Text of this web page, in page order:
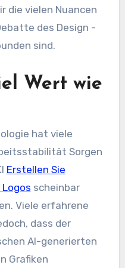
die vielen Nuancen
des Design -
sind.
Wert wie
hat viele
Sorgen
Erstellen Sie
scheinbar
Viele erfahrene
dass der
AI-generierten
Grafiken